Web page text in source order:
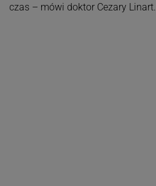
czas – mówi doktor Cezary Linart.